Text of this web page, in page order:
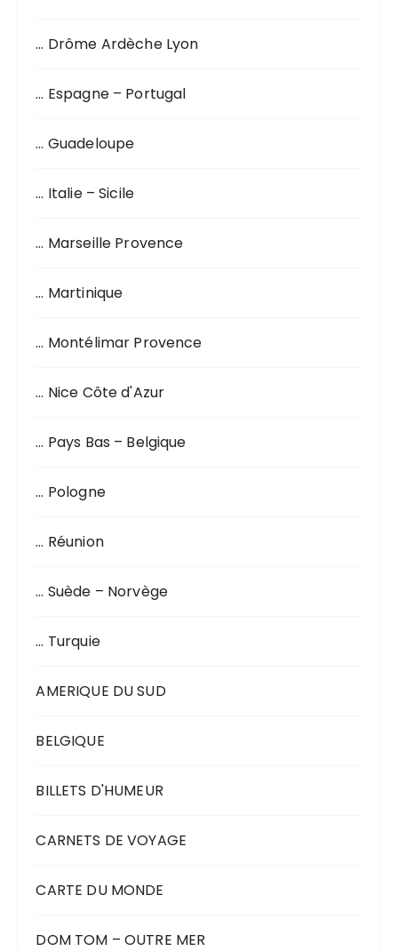
… Drôme Ardèche Lyon
… Espagne – Portugal
… Guadeloupe
… Italie – Sicile
… Marseille Provence
… Martinique
… Montélimar Provence
… Nice Côte d'Azur
… Pays Bas – Belgique
… Pologne
… Réunion
… Suède – Norvège
… Turquie
AMERIQUE DU SUD
BELGIQUE
BILLETS D'HUMEUR
CARNETS DE VOYAGE
CARTE DU MONDE
DOM TOM – OUTRE MER